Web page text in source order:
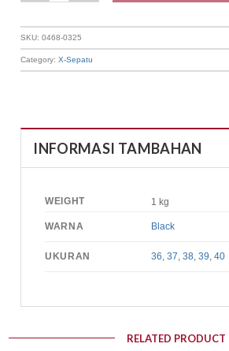
SKU:0468-0325
Category:X-Sepatu
INFORMASI TAMBAHAN
WEIGHT 1 kg
WARNA Black
UKURAN 36 ,37 ,38 ,39 ,40
RELATED PRODUCT